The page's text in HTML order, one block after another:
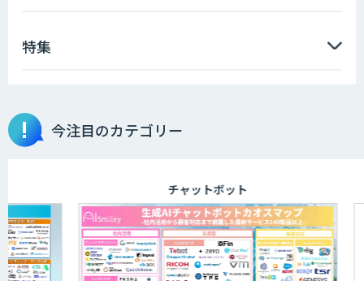
画像解析・デジタルツイン領域のAI開発
AI開発・伴走支援・内製化支援
特集
今注目のカテゴリー
チャットボット